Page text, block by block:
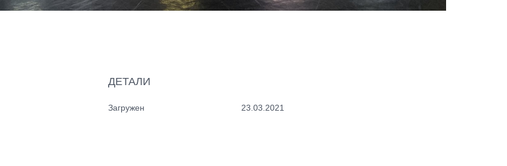
ДЕТАЛИ
Загружен 23.03.2021